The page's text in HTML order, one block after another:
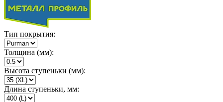
Тип покрытия:
Толщина (мм):
Высота ступеньки (мм):
Длина ступеньки, мм: